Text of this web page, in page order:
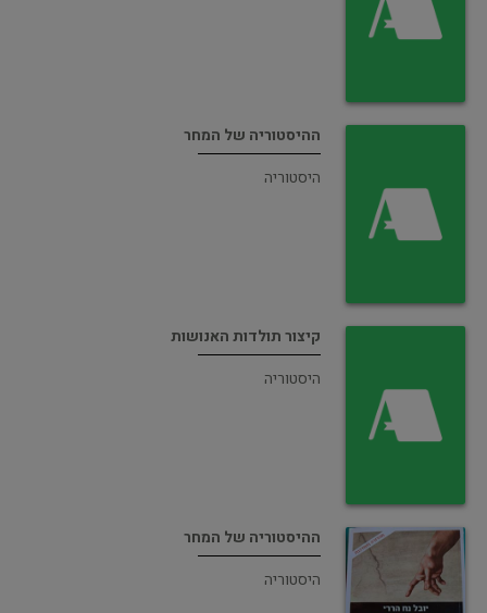
ההיסטוריה של המחר
היסטוריה
קיצור תולדות האנושות
היסטוריה
ההיסטוריה של המחר
היסטוריה